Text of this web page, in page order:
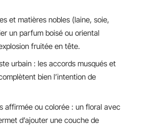
et matières nobles (laine, soie,
un parfum boisé ou oriental
fruitée en tête.
urbain : les accords musqués et
bien l’intention de
affirmée ou colorée : un floral avec
d’ajouter une couche de